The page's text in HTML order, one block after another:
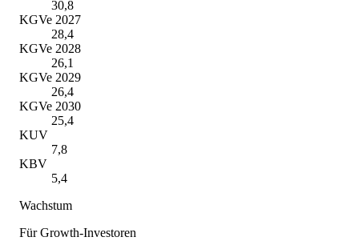
30,8
KGVe 2027
28,4
KGVe 2028
26,1
KGVe 2029
26,4
KGVe 2030
25,4
KUV
7,8
KBV
5,4
Wachstum
Für Growth-Investoren